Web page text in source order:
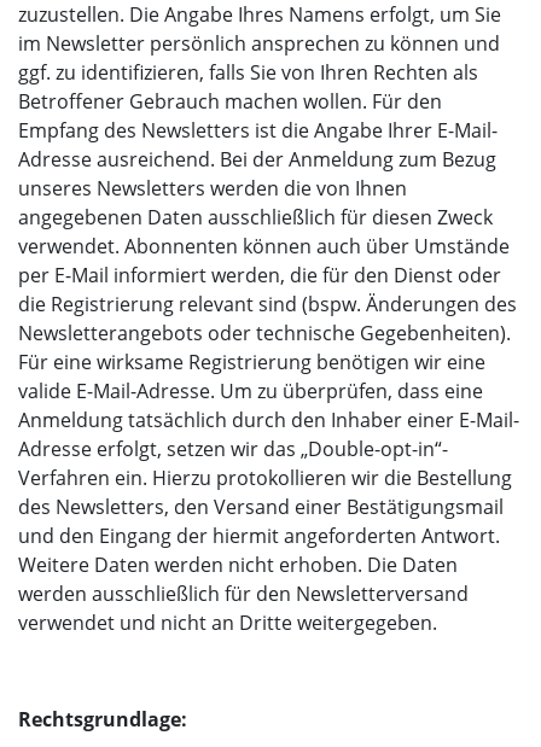
zuzustellen. Die Angabe Ihres Namens erfolgt, um Sie
im Newsletter persönlich ansprechen zu können und
ggf. zu identifizieren, falls Sie von Ihren Rechten als
Betroffener Gebrauch machen wollen. Für den
Empfang des Newsletters ist die Angabe Ihrer E-Mail-
Adresse ausreichend. Bei der Anmeldung zum Bezug
unseres Newsletters werden die von Ihnen
angegebenen Daten ausschließlich für diesen Zweck
verwendet. Abonnenten können auch über Umstände
per E-Mail informiert werden, die für den Dienst oder
die Registrierung relevant sind (bspw. Änderungen des
Newsletterangebots oder technische Gegebenheiten).
Für eine wirksame Registrierung benötigen wir eine
valide E-Mail-Adresse. Um zu überprüfen, dass eine
Anmeldung tatsächlich durch den Inhaber einer E-Mail-
Adresse erfolgt, setzen wir das „Double-opt-in“-
Verfahren ein. Hierzu protokollieren wir die Bestellung
des Newsletters, den Versand einer Bestätigungsmail
und den Eingang der hiermit angeforderten Antwort.
Weitere Daten werden nicht erhoben. Die Daten
werden ausschließlich für den Newsletterversand
verwendet und nicht an Dritte weitergegeben.
Rechtsgrundlage: